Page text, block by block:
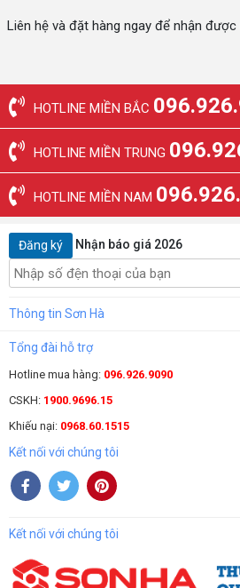
Liên hệ và đặt hàng ngay để nhận được
HOTLINE MIỀN BẮC
HOTLINE MIỀN TRUNG
HOTLINE MIỀN NAM
Đăng ký Nhận báo giá 2026
Thông tin Sơn Hà
Tổng đài hỗ trợ
Hotline mua hàng: 096.926.9090
CSKH: 1900.9696.15
Khiếu nại: 0968.60.1515
Kết nối với chúng tôi
Kết nối với chúng tôi